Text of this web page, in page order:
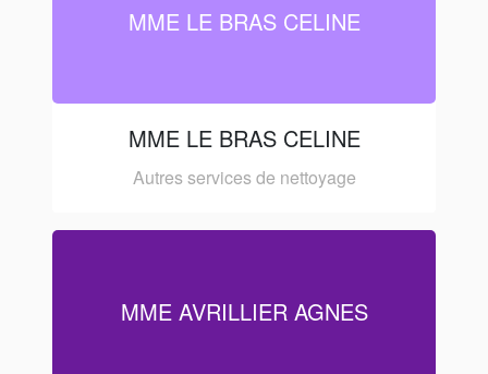
MME LE BRAS CELINE
MME LE BRAS CELINE
Autres services de nettoyage
MME AVRILLIER AGNES